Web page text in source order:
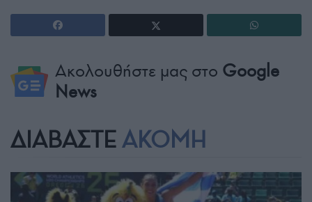
Ακολουθήστε μας στο Google
News
ΔΙΑΒΑΣΤΕ ΑΚΟΜΗ